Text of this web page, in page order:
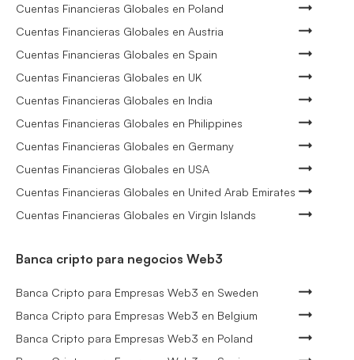
Cuentas Financieras Globales en Poland
Cuentas Financieras Globales en Austria
Cuentas Financieras Globales en Spain
Cuentas Financieras Globales en UK
Cuentas Financieras Globales en India
Cuentas Financieras Globales en Philippines
Cuentas Financieras Globales en Germany
Cuentas Financieras Globales en USA
Cuentas Financieras Globales en United Arab Emirates
Cuentas Financieras Globales en Virgin Islands
Banca cripto para negocios Web3
Banca Cripto para Empresas Web3 en Sweden
Banca Cripto para Empresas Web3 en Belgium
Banca Cripto para Empresas Web3 en Poland